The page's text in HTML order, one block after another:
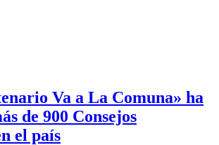
Va a La Comuna» ha
de 900 Consejos
el país